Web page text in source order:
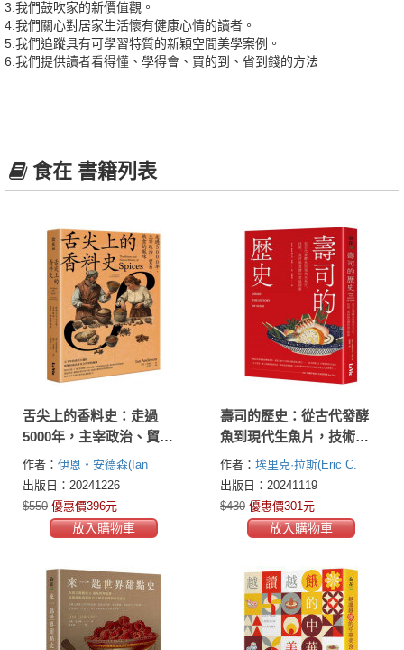
3.我們鼓吹家的新價值觀。
4.我們關心對居家生活懷有健康心情的讀者。
5.我們追蹤具有可學習特質的新穎空間美學案例。
6.我們提供讀者看得懂、學得會、買的到、省到錢的方法
食在 書籍列表
舌尖上的香料史：走過
5000年，主宰政治、貿
易、飲食的風味
作者： 伊恩・安德森(Ian
Anderson)
出版日：20241226
$550 優惠價396元
放入購物車
壽司的歷史：從古代發酵
魚到現代生魚片，技術、
食材與食譜的美味探索
作者： 埃里克·拉斯(Eric C.
Rath )
出版日：20241119
$430 優惠價301元
放入購物車